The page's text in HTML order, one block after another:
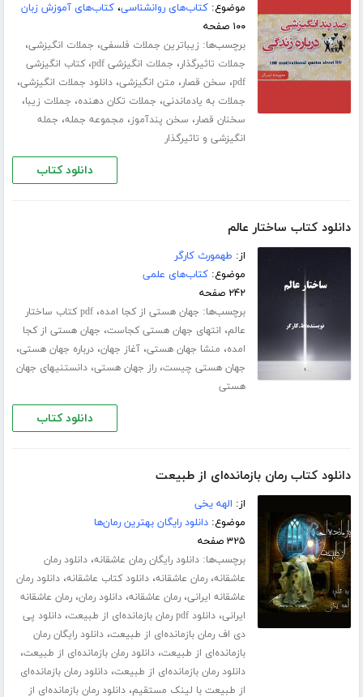
موضوع:کتاب‌های روانشناسی،کتاب‌های آموزش زبان
۱۰۰ صفحه
برچسب‌ها: زیباترین جملات فلسفی، جملات انگیزشی،
جملات تاثیرگذار، جملات انگیزشی pdf ،کتاب انگیزشی
pdf، سخن قصار، متن انگیزشی،دانلود جملات انگیزشی،
جملات به یادماندنی، جملات تکان دهنده، جملات زیبا،
سخنان قصار، سخن پندآموز، مجموعه جمله، جمله
انگیزشی و تاثیرگذار
دانلود کتاب
دانلود کتاب ساختار عالم
از: طهمورث کارگر
موضوع:کتاب‌های علمی
۲۴۲ صفحه
برچسب‌ها: جهان هستی از کجا امده،
pdf کتاب ساختار
عالم، انتهای جهان هستی کجاست، جهان هستی از کجا
امده، منشا جهان هستی،آغاز جهان،درباره جهان هستی،
جهان هستی چیست،راز جهان هستی،دانستنیهای جهان
هستی
دانلود کتاب
دانلود کتاب رمان بازمانده‌ای از طبیعت
از: الهه یخی
موضوع:دانلود رایگان بهترین رمان‌ها
۳۲۵ صفحه
برچسب‌ها:دانلود رایگان رمان عاشقانه،دانلود رمان
عاشقانه،رمان عاشقانه،دانلود کتاب عاشقانه،دانلود رمان
عاشقانه ایرانی،رمان عاشقانه،دانلود رمان،رمان عاشقانه
ایرانی،دانلود pdf رمان بازمانده‌ای از طبیعت ،دانلود پی
دی اف رمان بازمانده‌ای از طبیعت،دانلود رایگان رمان
بازمانده‌ای از طبیعت،دانلود رمان بازمانده‌ای از طبیعت،
دانلود رمان بازمانده‌ای از طبیعت،دانلود رمان بازمانده‌ای
از طبیعت با لینک مستقیم،دانلود رمان بازمانده‌ای از